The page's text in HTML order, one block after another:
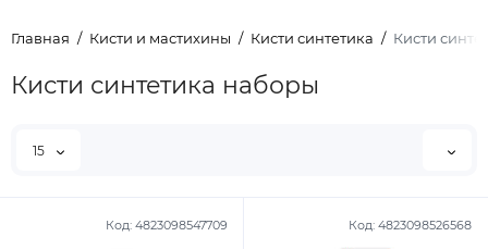
Главная Кисти и мастихины Кисти синтетика Кисти
Кисти синтетика наборы
15
Код: 4823098547709 Код: 4823098526568